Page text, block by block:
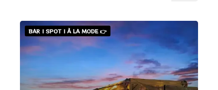
BAR | SPOT | À LA MODE 👉